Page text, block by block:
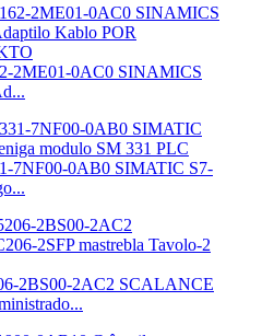
2ME01-0AC0 SINAMICS
7NF00-0AB0 SIMATIC S7-
2BS00-2AC2 SCALANCE